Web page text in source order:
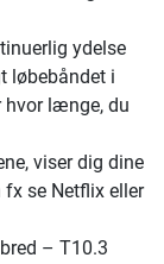
ydelse
løbebåndet i
hvor længe, du
viser dig dine
se Netflix eller
– T10.3